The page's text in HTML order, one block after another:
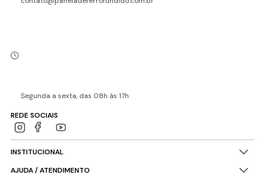
Segunda a sexta, das 08h às 17h
REDE SOCIAIS
INSTITUCIONAL
AJUDA / ATENDIMENTO